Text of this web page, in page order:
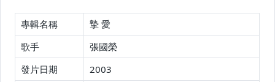
嬰幼兒與孕婦
汽機車精品百貨
居家、家具與園藝
專輯名稱
摯 愛
歌手
張國榮
發片日期
2003